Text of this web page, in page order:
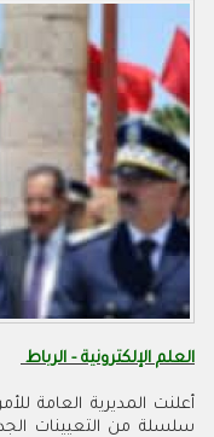
العلم الإلكترونية - الرباط
سلسلة من التعيينات